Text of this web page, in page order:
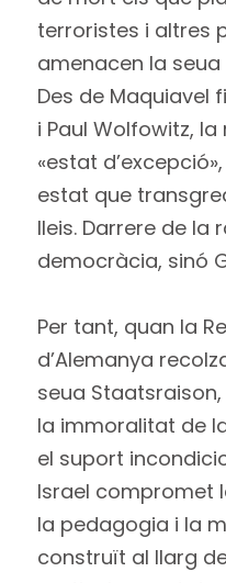
terroristes i altres
amenacen la
Des de Maquiavel
i Paul Wolfowitz, la
«estat
estat que
lleis. Darrere de la
democràcia, sinó
Per tant, quan la
d’Alemanya
seua
la immoralitat de
el suport
Israel compromet
la pedagogia i la
construït al llarg